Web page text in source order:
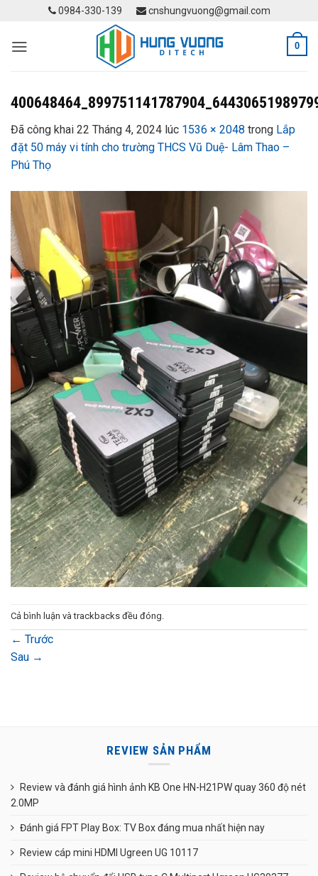
content
0984-330-139 cnshungvuong@gmail.com
0
Đã công khai 22 Tháng 4, 2024 lúc 1536 × 2048 trong Lắp
đặt 50 máy vi tính cho trường THCS Vũ Duệ- Lâm Thao –
Phú Thọ
Cả bình luận và trackbacks đều đóng.
← Trước
Sau →
REVIEW SẢN PHẨM
Review và đánh giá hình ảnh KB One HN-H21PW quay 360 độ nét
2.0MP
Đánh giá FPT Play Box: TV Box đáng mua nhất hiện nay
Review cáp mini HDMI Ugreen UG 10117